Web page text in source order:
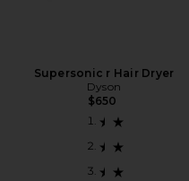
Supersonic r Hair Dryer
Dyson
$650